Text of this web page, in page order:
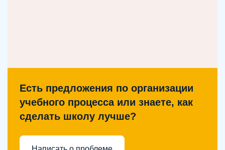
Есть предложения по организации
учебного процесса или знаете, как
сделать школу лучше?